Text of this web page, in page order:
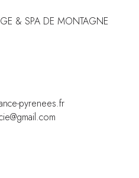
& SPA DE MONTAGNE
pyrenees.fr